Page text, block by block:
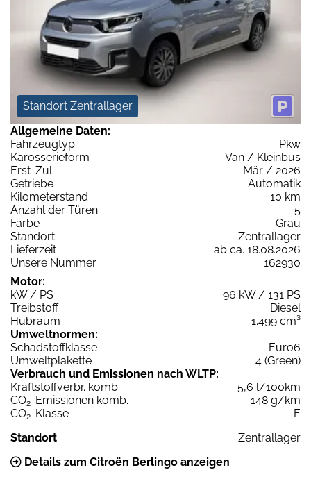
Standort Zentrallager
Allgemeine Daten:
Fahrzeugtyp
Pkw
Karosserieform
Van / Kleinbus
Erst-Zul.
Mär / 2026
Getriebe
Automatik
Kilometerstand
10 km
Anzahl der Türen
5
Farbe
Grau
Standort
Zentrallager
Lieferzeit
ab ca. 18.08.2026
Unsere Nummer
162930
Motor:
kW / PS
96 kW / 131 PS
Treibstoff
Diesel
Hubraum
1.499 cm³
Umweltnormen:
Schadstoffklasse
Euro6
Umweltplakette
4 (Green)
Verbrauch und Emissionen nach WLTP:
Kraftstoffverbr. komb.
5,6 l/100km
CO2-Emissionen komb.
148 g/km
CO2-Klasse
E
Standort
Zentrallager
Details zum Citroën Berlingo anzeigen